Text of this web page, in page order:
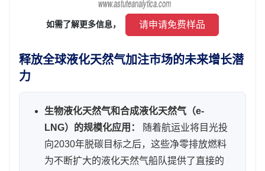
如需了解更多信息， 请申请免费样品
释放全球液化天然气加注市场的未来增长潜
力
生物液化天然气和合成液化天然气（e-
LNG）的规模化应用：
随着航运业将目光投
向2030年脱碳目标之后，这些净零排放燃料
为不断扩大的液化天然气船队提供了直接的